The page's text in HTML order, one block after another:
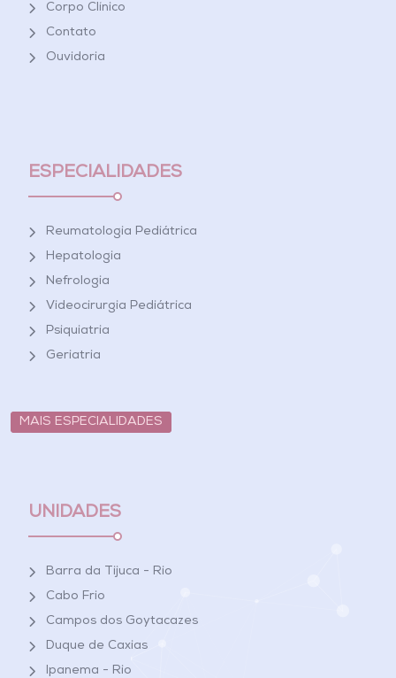
Corpo Clínico
Contato
Ouvidoria
ESPECIALIDADES
Reumatologia Pediátrica
Hepatologia
Nefrologia
Videocirurgia Pediátrica
Psiquiatria
Geriatria
MAIS ESPECIALIDADES
UNIDADES
Barra da Tijuca - Rio
Cabo Frio
Campos dos Goytacazes
Duque de Caxias
Ipanema - Rio